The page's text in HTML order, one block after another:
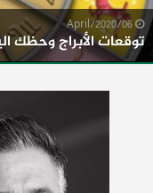
توقعات الأبراج وحظك